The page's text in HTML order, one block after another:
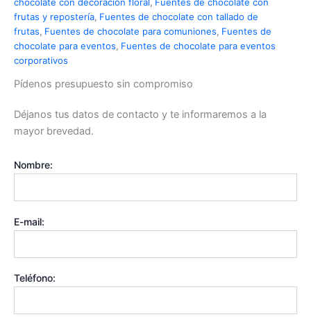
frutas y repostería, Fuentes de chocolate con tallado de
frutas, Fuentes de chocolate para comuniones, Fuentes de
chocolate para eventos, Fuentes de chocolate para eventos
corporativos
Pídenos presupuesto sin compromiso
Déjanos tus datos de contacto y te informaremos a la
mayor brevedad.
Nombre:
E-mail:
Teléfono: